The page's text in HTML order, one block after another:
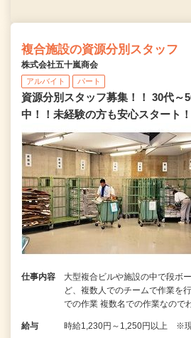
複合施設の資源分別スタッフ
株式会社五十嵐商会
アルバイト パート
資源分別スタッフ募集！！ 30代～
中！！未経験の方も安心スタート！
仕事内容
大型複合ビルや施設の中で段ボ
ど、複数人でのチームで作業を
での作業 複数名での作業なので
給与 時給1,230円～1,250円以上 ※現